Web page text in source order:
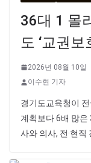
36대 1 몰
도 ‘교권
2026년 08월 10일
이수현 기자
경기도교육청이
계획보다 6배 많은
사와 의사, 전·현직